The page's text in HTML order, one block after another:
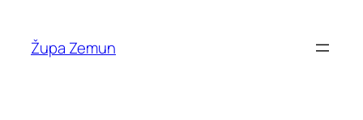
content
Župa Zemun